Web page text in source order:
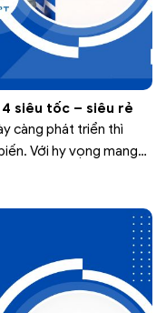
4 siêu tốc – siêu rẻ
càng phát triển thì
Với hy vọng mang